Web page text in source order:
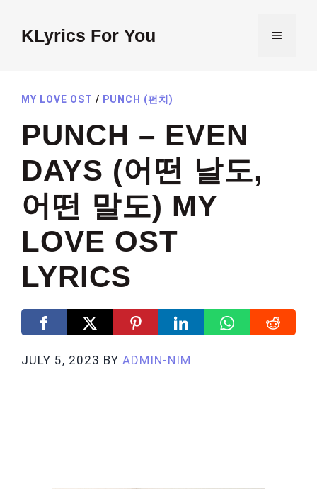
contentKLyrics For You MENU
MY LOVE OST / PUNCH (펀치)
PUNCH – EVEN
DAYS (어떤 날도,
어떤 말도) MY
LOVE OST
LYRICS
JULY 5, 2023 BY ADMIN-NIM